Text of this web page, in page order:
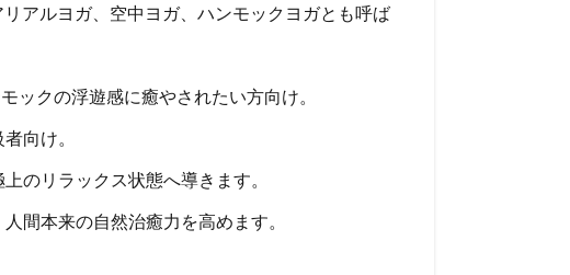
アルヨガ、空中ヨガ、ハンモックヨガとも呼ば
ックの浮遊感に癒やされたい方向け。
向け。
のリラックス状態へ導きます。
間本来の自然治癒力を高めます。